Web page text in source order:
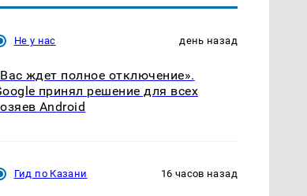
Не у нас день назад
ждет полное отключение».
принял решение для всех
Android
Гид по Казани 16 часов назад